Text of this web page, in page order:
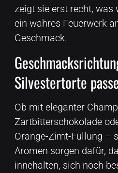
zeigt sie erst recht, was
ein wahres Feuerwerk
Geschmack.
Silvestertorte
Ob mit eleganter
Zartbitterschokolade
Orange-Zimt-Füllung –
Aromen sorgen dafür,
innehalten, sich noch